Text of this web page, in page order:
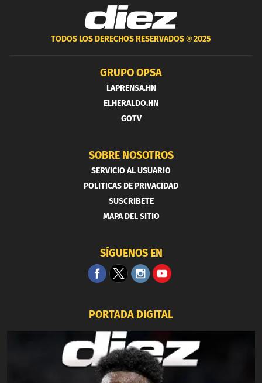
TODOS LOS DERECHOS RESERVADOS ®2025
GRUPO OPSA
LAPRENSA.HN
ELHERALDO.HN
GOTV
SOBRE NOSOTROS
SERVICIO AL USUARIO
POLITICAS DE PRIVACIDAD
SUSCRIBETE
MAPA DEL SITIO
SÍGUENOS EN
PORTADA DIGITAL